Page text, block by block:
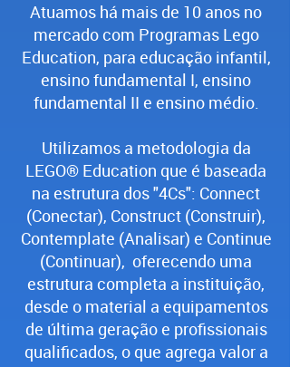
Atuamos há mais de 10 anos no
mercado com Programas Lego
Education, para educação infantil,
ensino fundamental I, ensino
fundamental II e ensino médio.
Utilizamos a metodologia da
LEGO® Education que é baseada
na estrutura dos "4Cs": Connect
(Conectar), Construct (Construir),
Contemplate (Analisar) e Continue
(Continuar), oferecendo uma
estrutura completa a instituição,
desde o material a equipamentos
de última geração e profissionais
qualificados, o que agrega valor a